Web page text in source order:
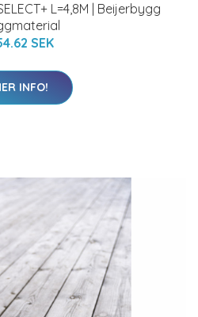
L=4,8M | Beijerbygg
SEK
INFO!